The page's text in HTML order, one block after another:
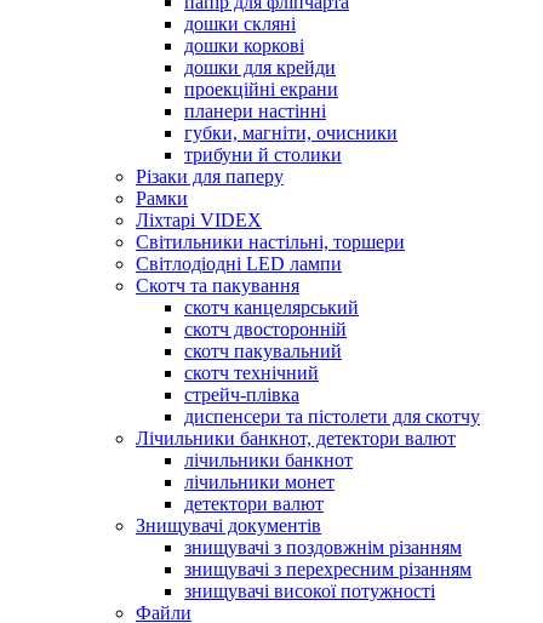
дошки скляні
дошки коркові
дошки для крейди
проекційні екрани
планери настінні
губки, магніти, очисники
трибуни й столики
Різаки для паперу
Рамки
Ліхтарі VIDEX
Світильники настільні, торшери
Світлодіодні LED лампи
Скотч та пакування
скотч канцелярський
скотч двосторонній
скотч пакувальний
скотч технічний
стрейч-плівка
диспенсери та пістолети для скотчу
Лічильники банкнот, детектори валют
лічильники банкнот
лічильники монет
детектори валют
Знищувачі документів
знищувачі з поздовжнім різанням
знищувачі з перехресним різанням
знищувачі високої потужності
Файли